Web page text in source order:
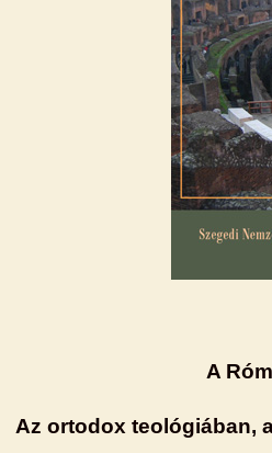
A
Az ortodox teológiában,